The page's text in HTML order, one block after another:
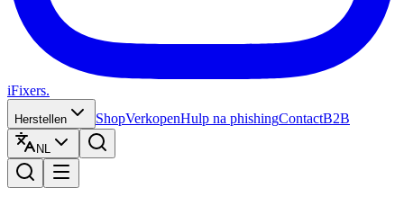
iFixers.
Herstellen ShopVerkopenHulp na phishingContactB2B
NL